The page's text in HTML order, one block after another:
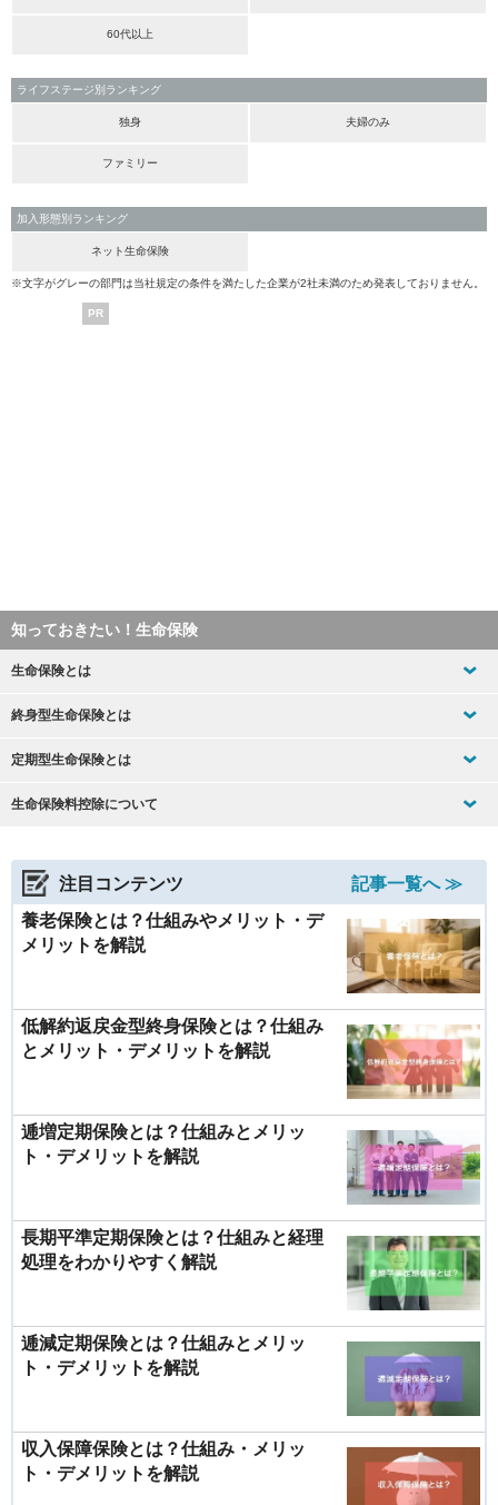
60代以上
ライフステージ別ランキング
独身 夫婦のみ
ファミリー
加入形態別ランキング
ネット生命保険
※文字がグレーの部門は当社規定の条件を満たした企業が2社未満のため発表しておりません。
PR
知っておきたい！生命保険
生命保険とは
終身型生命保険とは
定期型生命保険とは
生命保険料控除について
注目コンテンツ
記事一覧へ ≫
養老保険とは？仕組みやメリット・デ
メリットを解説
低解約返戻金型終身保険とは？仕組み
とメリット・デメリットを解説
逓増定期保険とは？仕組みとメリッ
ト・デメリットを解説
長期平準定期保険とは？仕組みと経理
処理をわかりやすく解説
逓減定期保険とは？仕組みとメリッ
ト・デメリットを解説
収入保障保険とは？仕組み・メリッ
ト・デメリットを解説